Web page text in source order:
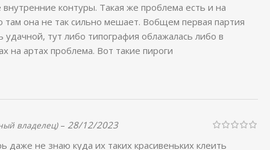
контуры. Такая же проблема есть и на
там она не так сильно мешает. Вобщем первая партия
удачной, тут либо типография облажалась либо в
на артах проблема. Вот такие пироги
владелец) – 28/12/2023
даже не знаю куда их таких красивеньких клеить